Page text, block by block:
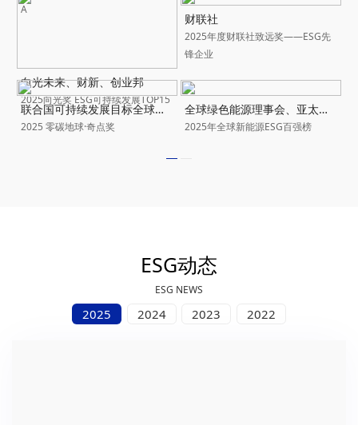
A
向光未来、财新、创业邦
2025向光奖 ESG可持续发展TOP15
财联社
2025年度财联社致远奖——ESG先
锋企业
联合国可持续发展目标全球协作项目工作委员会、长三角国际绿色发展联盟
2025 零碳地球·奇点奖
全球绿色能源理事会、亚太新能源行业协会、亚洲光伏产业协会
2025年全球新能源ESG百强榜
ESG动态
ESG NEWS
2025 2024 2023 2022